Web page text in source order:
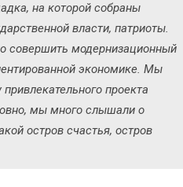
на которой собраны
власти, патриоты.
совершить модернизационный
экономике. Мы
проекта
мы много слышали о
остров счастья, остров